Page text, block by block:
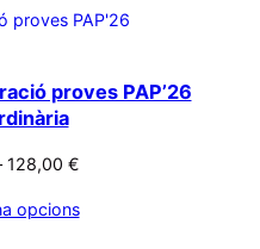
proves PAP’26
128,00 €
opcions